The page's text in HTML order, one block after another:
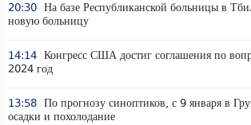
20:30 На базе Республиканской больницы в
новую больницу
14:14 Конгресс США достиг соглашения по
2024 год
13:58 По прогнозу синоптиков, с 9 января в
осадки и похолодание